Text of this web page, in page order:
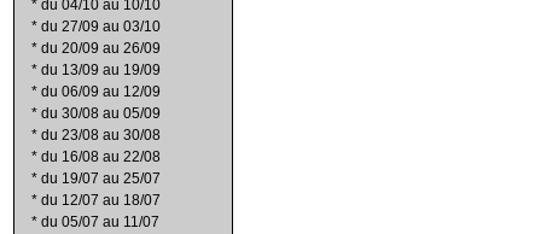
* du 04/10 au 10/10
* du 27/09 au 03/10
* du 20/09 au 26/09
* du 13/09 au 19/09
* du 06/09 au 12/09
* du 30/08 au 05/09
* du 23/08 au 30/08
* du 16/08 au 22/08
* du 19/07 au 25/07
* du 12/07 au 18/07
* du 05/07 au 11/07